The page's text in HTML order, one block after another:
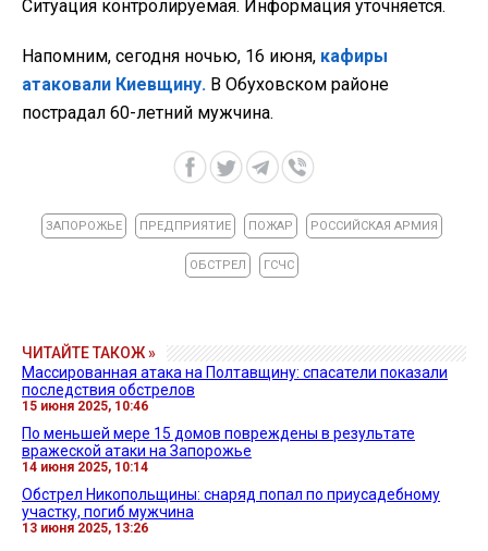
Ситуация контролируемая. Информация уточняется.
Напомним, сегодня ночью, 16 июня, кафиры
атаковали Киевщину. В Обуховском районе
пострадал 60-летний мужчина.
ЗАПОРОЖЬЕ ПРЕДПРИЯТИЕ ПОЖАР РОССИЙСКАЯ АРМИЯ
ОБСТРЕЛ ГСЧС
ЧИТАЙТЕ ТАКОЖ »
Массированная атака на Полтавщину: спасатели показали
последствия обстрелов
15 июня 2025, 10:46
По меньшей мере 15 домов повреждены в результате
вражеской атаки на Запорожье
14 июня 2025, 10:14
Обстрел Никопольщины: снаряд попал по приусадебному
участку, погиб мужчина
13 июня 2025, 13:26